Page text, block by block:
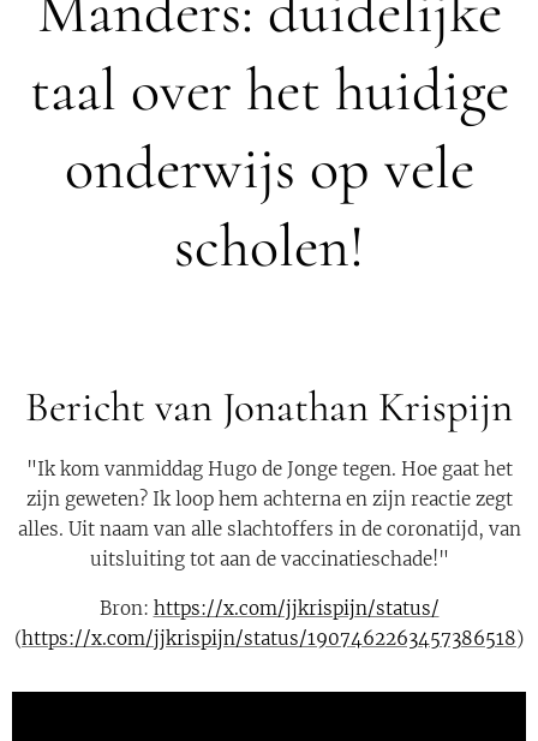
taal over het huidige
onderwijs op vele
scholen!
Bericht van Jonathan Krispijn
"Ik kom vanmiddag Hugo de Jonge tegen. Hoe gaat het
zijn geweten? Ik loop hem achterna en zijn reactie zegt
alles. Uit naam van alle slachtoffers in de coronatijd, van
uitsluiting tot aan de vaccinatieschade!"
Bron: https://x.com/jjkrispijn/status/
(https://x.com/jjkrispijn/status/1907462263457386518)